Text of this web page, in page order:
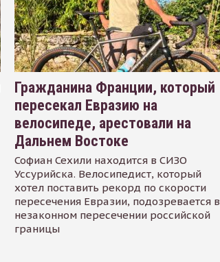
Гражданина Франции, который
пересекал Евразию на
велосипеде, арестовали на
Дальнем Востоке
Софиан Сехили находится в СИЗО
Уссурийска. Велосипедист, который
хотел поставить рекорд по скорости
пересечения Евразии, подозревается в
незаконном пересечении российской
границы